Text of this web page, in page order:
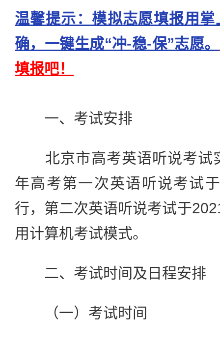
温馨提示：模拟志愿填报用
确，一键生成“冲-稳-保”志愿。
填报吧！
一、考试安排
北京市高考英语听说考试
年高考第一次英语听说考试
行，第二次英语听说考试于
用计算机考试模式。
二、考试时间及日程安排
（一）考试时间